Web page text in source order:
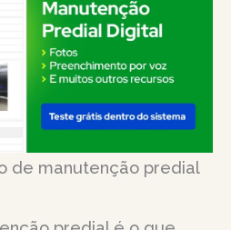
de manutenção predial